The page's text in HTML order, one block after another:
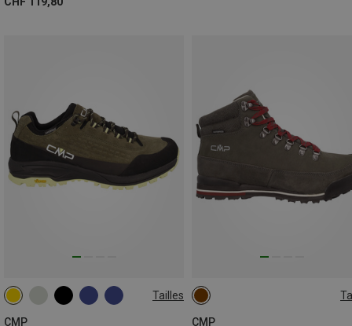
Tailles
CMP
CMP